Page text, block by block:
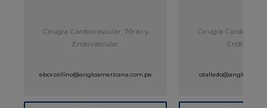
Cirugía Cardiovascular, Tórax y
Endovascular
eborzellino@angloamericana.com.pe
Cirugía